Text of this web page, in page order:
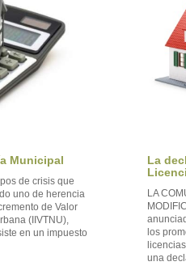
Municipal
de crisis que
uno de herencia
de Valor
(IIVTNU),
en un impuesto
La
LA
los
una